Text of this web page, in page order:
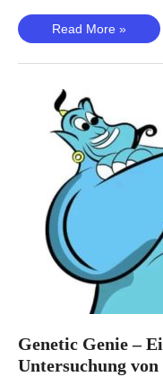
Promethease
Review
–
aber
zu
kompliziert?
Read More »
Genetic Genie –
Untersuchung